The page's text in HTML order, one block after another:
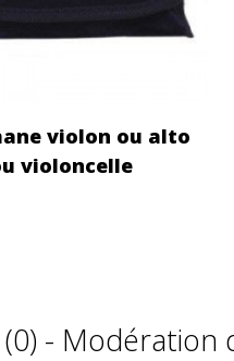
violon ou alto
violoncelle
(0) - Modération